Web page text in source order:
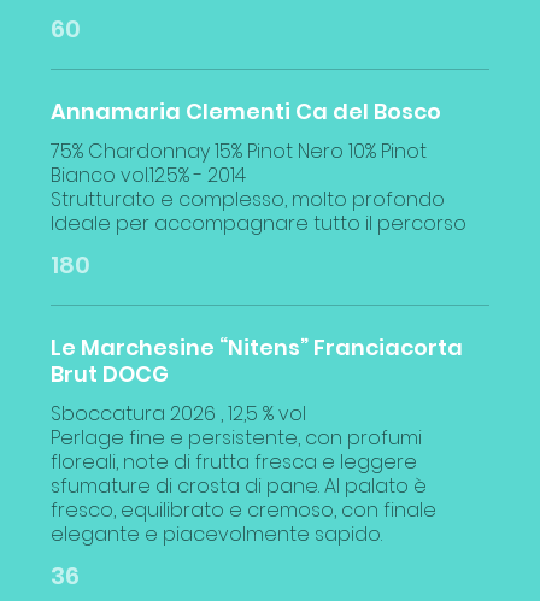
60
Annamaria Clementi Ca del Bosco
75% Chardonnay 15% Pinot Nero 10% Pinot
Bianco vol.12.5% - 2014
Strutturato e complesso, molto profondo
180
Le Marchesine “Nitens” Franciacorta
Brut DOCG
Sboccatura 2026 , 12,5 % vol
Perlage fine e persistente, con profumi
floreali, note di frutta fresca e leggere
sfumature di crosta di pane. Al palato è
fresco, equilibrato e cremoso, con finale
elegante e piacevolmente sapido.
36